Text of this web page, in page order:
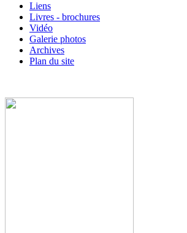
Liens
Livres - brochures
Vidéo
Galerie photos
Archives
Plan du site